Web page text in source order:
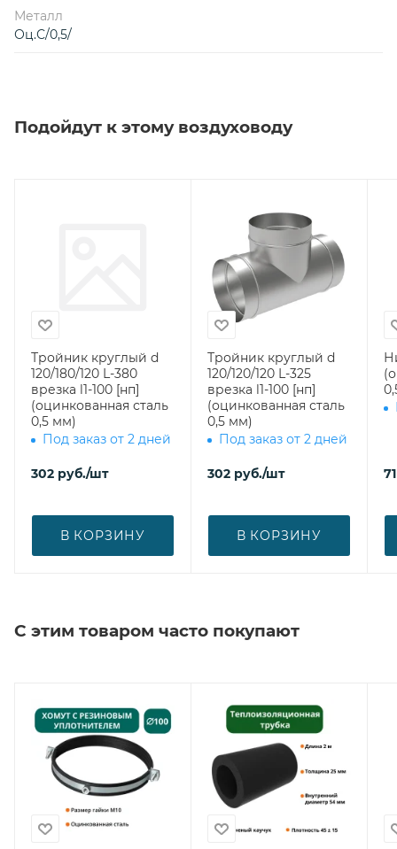
Металл
Оц.С/0,5/
Подойдут к этому воздуховоду
Тройник круглый d
120/180/120 L-380
врезка l1-100 [нп]
(оцинкованная сталь
0,5 мм)
Под заказ от 2 дней
302 руб./шт
В КОРЗИНУ
Тройник круглый d
120/120/120 L-325
врезка l1-100 [нп]
(оцинкованная сталь
0,5 мм)
Под заказ от 2 дней
302 руб./шт
В КОРЗИНУ
71
С этим товаром часто покупают